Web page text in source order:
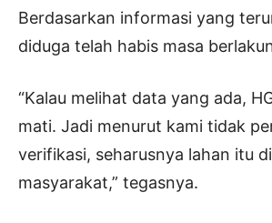
Berdasarkan informasi yang
diduga telah habis masa
“Kalau melihat data yang ada,
mati. Jadi menurut kami tidak
verifikasi, seharusnya lahan itu
masyarakat,” tegasnya.